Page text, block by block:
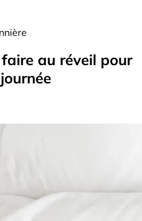
au réveil pour